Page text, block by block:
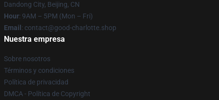
Dandong City, Beijing, CN
Hour: 9AM – 5PM (Mon – Fri)
Email : contact@good-charlotte.shop
Nuestra empresa
Sobre nosotros
Términos y condiciones
Política de privacidad
DMCA - Política de Copyright